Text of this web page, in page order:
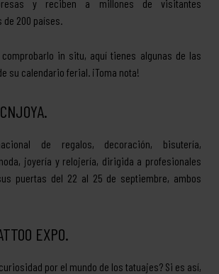
y reciben a millones de visitantes
de 200 países.
in situ, aquí tienes algunas de las
su calendario ferial. ¡Toma nota!
de regalos, decoración, bisutería,
joyería y relojería, dirigida a profesionales
puertas del 22 al 25 de septiembre, ambos
EXPO.
por el mundo de los tatuajes? Si es así,